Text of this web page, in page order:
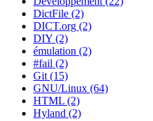
DictFile (2)
DICT.org (2)
DIY (2)
émulation (2)
#fail (2)
Git (15)
GNU/Linux (64)
HTML (2)
Hyland (2)